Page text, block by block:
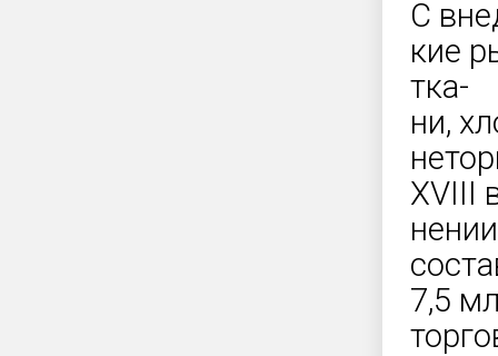
С
кие
тка-
ни,
XVIII
7,5